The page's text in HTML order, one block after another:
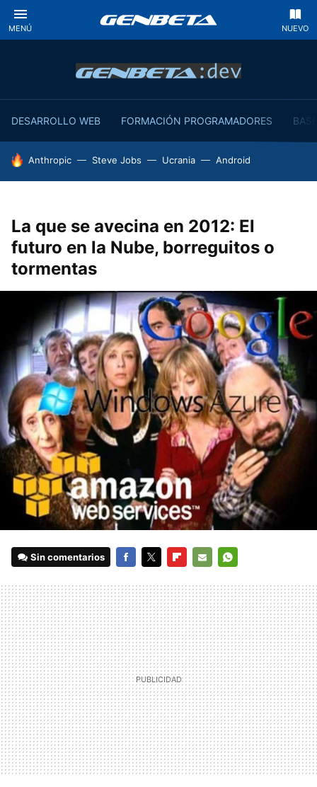
MENÚ NUEVO
DESARROLLO WEB FORMACIÓN PROGRAMADORES
HOY SE HABLA DE
Anthropic Steve Jobs Ucrania Android
La que se avecina en 2012: El
futuro en la Nube, borreguitos o
tormentas
Sin comentarios
MAIL